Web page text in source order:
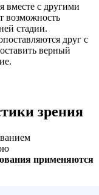
вместе с другими
возможность
стадии.
друг с
верный
зрения
применяются